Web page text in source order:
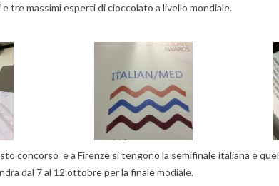
tre massimi esperti di cioccolato a livello mondiale.
concorso e a Firenze si tengono la semifinale italiana e
dal 7 al 12 ottobre per la finale modiale.